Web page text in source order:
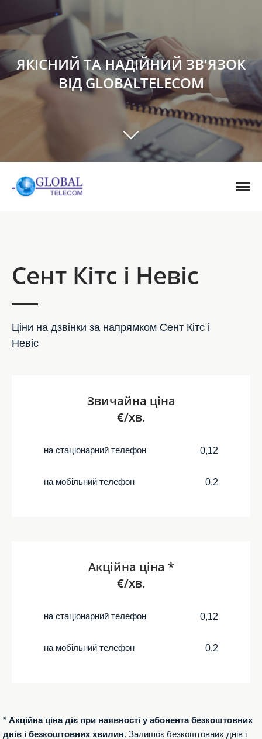
ЯКІСНИЙ ТА НАДІЙНИЙ ЗВ'ЯЗОК
ВІД GLOBALTELECOM
Сент Кітс і Невіс
Ціни на дзвінки за напрямком Сент Кітс і
Невіс
Звичайна ціна
€/хв.
на стаціонарний телефон 0,12
на мобільний телефон 0,2
Акційна ціна *
€/хв.
на стаціонарний телефон 0,12
на мобільний телефон 0,2
* Акційна ціна діє при наявності у абонента безкоштовних
днів і безкоштовних хвилин. Залишок безкоштовних днів і